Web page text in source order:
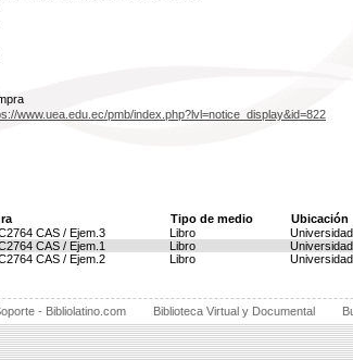
www.uea.edu.ec/pmb/index.php?lvl=notice_display&id=822
Tipo de medio Ubicación
CAS / Ejem.3 Libro
CAS / Ejem.1 Libro
CAS / Ejem.2 Libro
- Bibliolatino.com Biblioteca Virtual y Documental